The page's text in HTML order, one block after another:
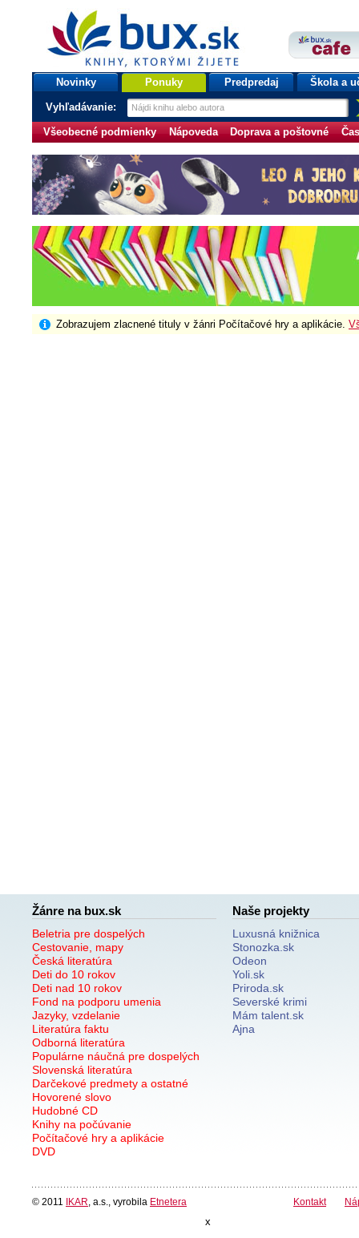
bux.sk
knihy, ktorými žijete
Úvodná stránka
Novinky Ponuky Predpredaj Škola a
Vyhľadávanie:
Všeobecné podmienky Nápoveda Doprava a poštovné
Zobrazujem zlacnené tituly v žánri Počítačové hry a aplikácie.
Žánre na bux.sk
Beletria pre dospelých
Cestovanie, mapy
Česká literatúra
Deti do 10 rokov
Deti nad 10 rokov
Fond na podporu umenia
Jazyky, vzdelanie
Literatúra faktu
Odborná literatúra
Populárne náučná pre dospelých
Slovenská literatúra
Darčekové predmety a ostatné
Hovorené slovo
Hudobné CD
Knihy na počúvanie
Počítačové hry a aplikácie
DVD
Naše projekty
Luxusná knižnica
Stonozka.sk
Odeon
Yoli.sk
Priroda.sk
Severské krimi
Mám talent.sk
Ajna
© 2011 IKAR , a.s., vyrobila Etnetera Kontakt
x